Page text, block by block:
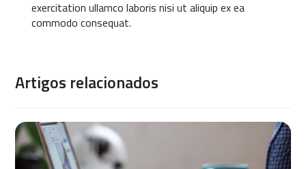
exercitation ullamco laboris nisi ut aliquip ex ea
commodo consequat.
Artigos relacionados